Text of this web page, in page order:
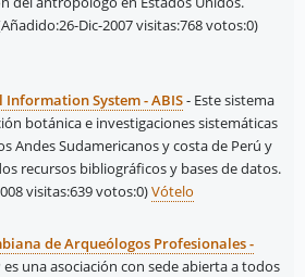
Dic-2007 visitas:768votos:0)
System - ABIS- Este sistema
botánica e investigaciones sistemáticas
Andes Sudamericanos y costa de Perú y
recursos bibliográficos y bases de datos.
visitas:639votos:0)Vótelo
de Arqueólogos Profesionales -
es una asociación con sede abierta a todos